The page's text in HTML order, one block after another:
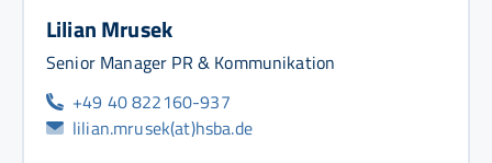
Lilian Mrusek
Senior Manager PR & Kommunikation
+49 40 822160-937
lilian.mrusek(at)hsba.de